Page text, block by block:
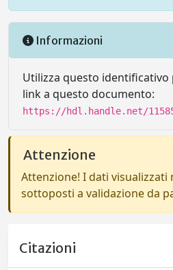
Informazioni
Utilizza questo
link a questo documento:
https://hdl.handle.net/
Attenzione
Attenzione! I dati visualizzati
sottoposti a validazione da
Citazioni